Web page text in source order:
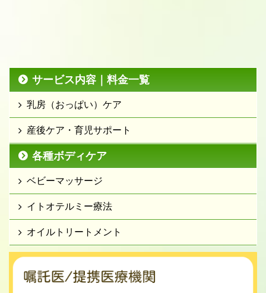
サービス内容｜料金一覧
乳房（おっぱい）ケア
産後ケア・育児サポート
各種ボディケア
ベビーマッサージ
イトオテルミー療法
オイルトリートメント